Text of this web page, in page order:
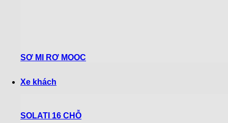
SƠ MI RƠ MOOC
Xe khách
SOLATI 16 CHỖ